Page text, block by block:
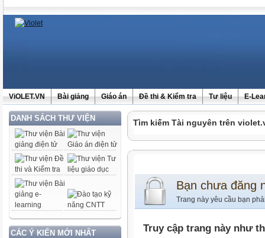
ViOLET.VN Bài giảng Giáo án Đề thi & Kiểm tra Tư liệu E-
DANH SÁCH THƯ VIỆN
CÁC Ý KIẾN MỚI NHẤT
Tìm kiếm Tài nguyên trên
Bạn chưa đăng
Trang này yêu cầu bạn
Truy cập trang này như